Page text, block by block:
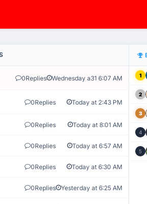
HỆ THỐNG GIÁM SÁT TỰ
0Replies Wednesday a31 6:07 AM
0Replies Today at 2:43 PM
0Replies Today at 8:01 AM
0Replies Today at 6:57 AM
0Replies Today at 6:30 AM
0Replies Yesterday at 6:25 AM
1
2
3
4
5